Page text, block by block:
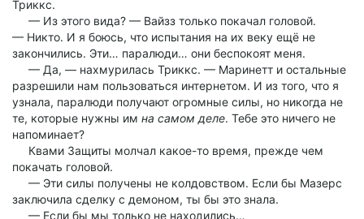
Триккс.
— Из этого вида? — Вайзз только покачал головой.
— Никто. И я боюсь, что испытания на их веку ещё не
закончились. Эти… паралюди… они беспокоят меня.
— Да, — нахмурилась Триккс. — Маринетт и остальные
разрешили нам пользоваться интернетом. И из того, что я
узнала, паралюди получают огромные силы, но никогда не
те, которые нужны им на самом деле. Тебе это ничего не
напоминает?
Квами Защиты молчал какое-то время, прежде чем
покачать головой.
— Эти силы получены не колдовством. Если бы Мазерс
заключила сделку с демоном, ты бы это знала.
— Если бы мы только не находились…